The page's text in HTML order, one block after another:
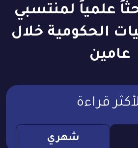
235 بحثاً علمياً لمنتسبي
الحكومية خلال
عامين
قراءة
شهري